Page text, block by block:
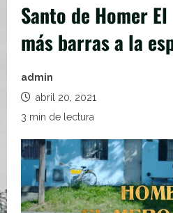
Santo de Homer
más barras a la
admin
abril 20, 2021
3 min de lectura